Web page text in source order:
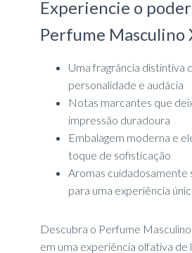
Experiencie o
Perfume Masculino
Uma fragrância distintiva
personalidade e audácia
Notas marcantes que
impressão duradoura
Embalagem moderna e
toque de sofisticação
Aromas cuidadosamente
para uma experiência
Descubra o Perfume
em uma experiência olfativa de